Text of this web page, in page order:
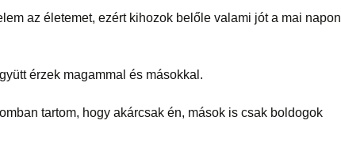
ezért kihozok belőle valami jót a mai napon
magammal és másokkal.
hogy akárcsak én, mások is csak boldogok